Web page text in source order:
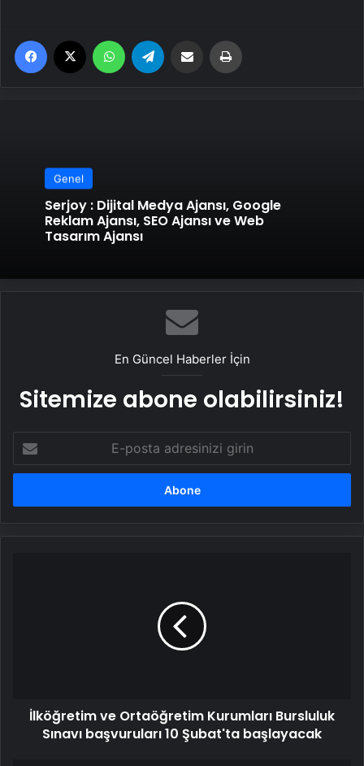
Facebook WhatsApp Email'den paylaş
Genel
Serjoy : Dijital Medya Ajansı, Google
Reklam Ajansı, SEO Ajansı ve Web
Tasarım Ajansı
En Güncel Haberler İçin
Sitemize abone olabilirsiniz!
posta
adresinizi
başlayacak
İlköğretim ve Ortaöğretim Kurumları Bursluluk
Sınavı başvuruları 10 Şubat'ta başlayacak